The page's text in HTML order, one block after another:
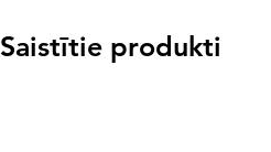
Saistītie produkti